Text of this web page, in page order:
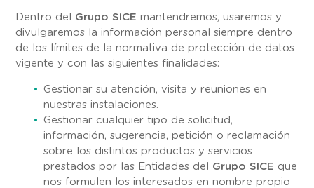
Dentro del Grupo SICE mantendremos, usaremos y
divulgaremos la información personal siempre dentro
de los límites de la normativa de protección de datos
vigente y con las siguientes finalidades:
Gestionar su atención, visita y reuniones en
nuestras instalaciones.
Gestionar cualquier tipo de solicitud,
información, sugerencia, petición o reclamación
sobre los distintos productos y servicios
prestados por las Entidades del Grupo SICE que
nos formulen los interesados en nombre propio